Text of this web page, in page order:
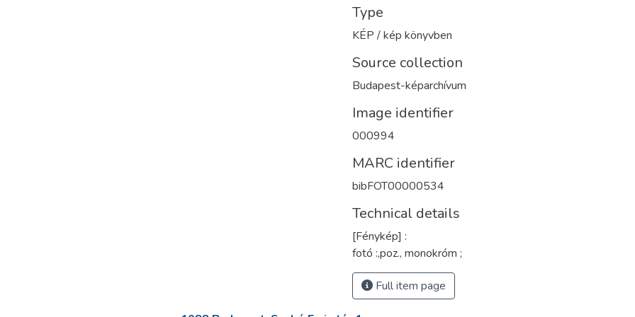
Type
KÉP / kép könyvben
Source collection
Budapest-képarchívum
Image identifier
000994
MARC identifier
bibFOT00000534
Technical details
[Fénykép] :
fotó :,poz., monokróm ;
Full item page